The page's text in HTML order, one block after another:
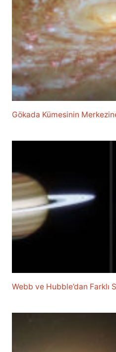
Gökada Kümesinin
Webb ve Hubble’dan Farklı